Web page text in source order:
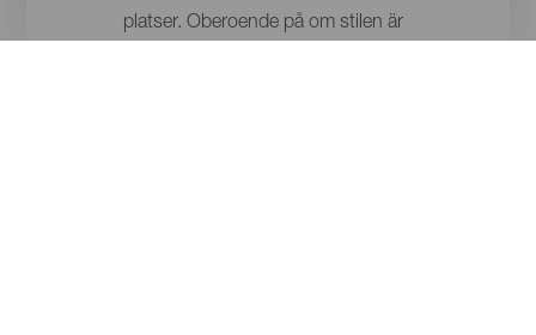
platser. Oberoende på om stilen är